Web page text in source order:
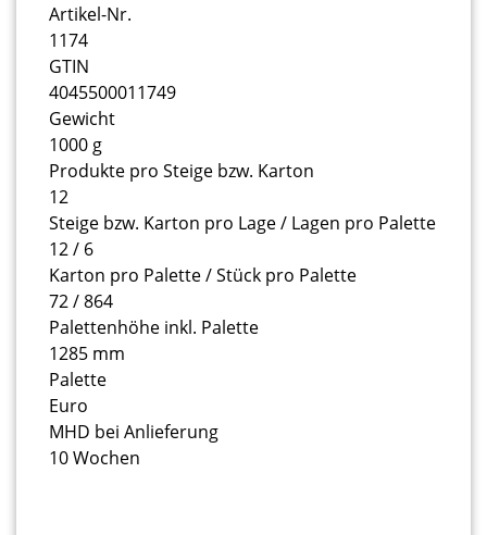
Artikel-Nr.
1174
GTIN
4045500011749
Gewicht
1000 g
Produkte pro Steige bzw. Karton
12
Steige bzw. Karton pro Lage / Lagen pro Palette
12 / 6
Karton pro Palette / Stück pro Palette
72 / 864
Palettenhöhe inkl. Palette
1285 mm
Palette
Euro
MHD bei Anlieferung
10 Wochen